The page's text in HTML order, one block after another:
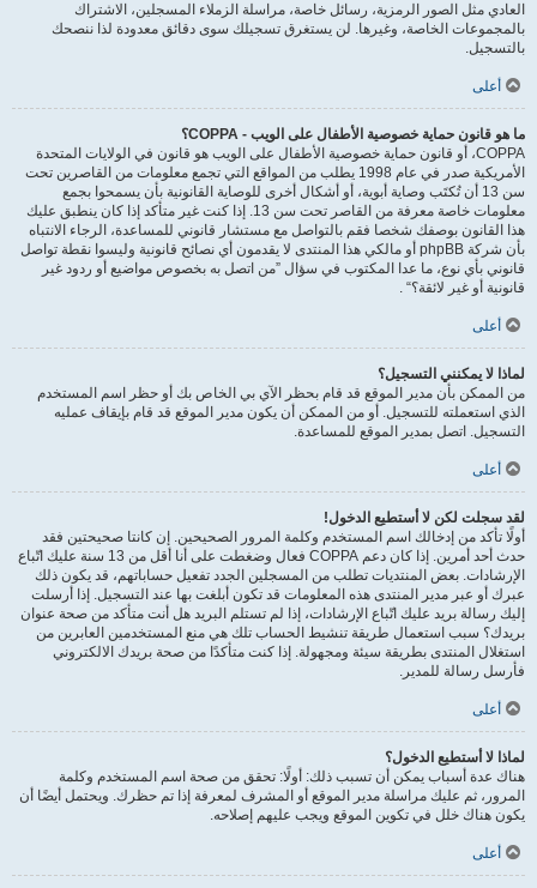
العادي مثل الصور الرمزية، رسائل خاصة، مراسلة الزملاء المسجلين، الاشتراك
بالمجموعات الخاصة، وغيرها. لن يستغرق تسجيلك سوى دقائق معدودة لذا ننصحك
بالتسجيل.
أعلى
ما هو قانون حماية خصوصية الأطفال على الويب - COPPA؟
COPPA، أو قانون حماية خصوصية الأطفال على الويب هو قانون في الولايات المتحدة
الأمريكية صدر في عام 1998 يطلب من المواقع التي تجمع معلومات من القاصرين تحت
سن 13 أن تُكتَب وصاية أبوية، أو أشكال أخرى للوصاية القانونية بأن يسمحوا بجمع
معلومات خاصة معرفة من القاصر تحت سن 13. إذا كنت غير متأكد إذا كان ينطبق عليك
هذا القانون بوصفك شخصا فقم بالتواصل مع مستشار قانوني للمساعدة، الرجاء الانتباه
بأن شركة phpBB أو مالكي هذا المنتدى لا يقدمون أي نصائح قانونية وليسوا نقطة تواصل
قانوني بأي نوع، ما عدا المكتوب في سؤال ”من اتصل به بخصوص مواضيع أو ردود غير
قانونية أو غير لائقة؟“ .
أعلى
لماذا لا يمكنني التسجيل؟
من الممكن بأن مدير الموقع قد قام بحظر الآي بي الخاص بك أو حظر اسم المستخدم
الذي استعملته للتسجيل. أو من الممكن أن يكون مدير الموقع قد قام بإيقاف عمليه
التسجيل. اتصل بمدير الموقع للمساعدة.
أعلى
لقد سجلت لكن لا أستطيع الدخول!
أولًا تأكد من إدخالك اسم المستخدم وكلمة المرور الصحيحين. إن كانتا صحيحتين فقد
حدث أحد أمرين. إذا كان دعم COPPA فعال وضغطت على أنا أقل من 13 سنة عليك اتّباع
الإرشادات. بعض المنتديات تطلب من المسجلين الجدد تفعيل حساباتهم، قد يكون ذلك
عبرك أو عبر مدير المنتدى هذه المعلومات قد تكون أبلغت بها عند التسجيل. إذا أرسلت
إليك رسالة بريد عليك اتّباع الإرشادات، إذا لم تستلم البريد هل أنت متأكد من صحة عنوان
بريدك؟ سبب استعمال طريقة تنشيط الحساب تلك هي منع المستخدمين العابرين من
استغلال المنتدى بطريقة سيئة ومجهولة. إذا كنت متأكدًا من صحة بريدك الالكتروني
فأرسل رسالة للمدير.
أعلى
لماذا لا أستطيع الدخول؟
هناك عدة أسباب يمكن أن تسبب ذلك: أولًا: تحقق من صحة اسم المستخدم وكلمة
المرور، ثم عليك مراسلة مدير الموقع أو المشرف لمعرفة إذا تم حظرك. ويحتمل أيضًا أن
يكون هناك خلل في تكوين الموقع ويجب عليهم إصلاحه.
أعلى